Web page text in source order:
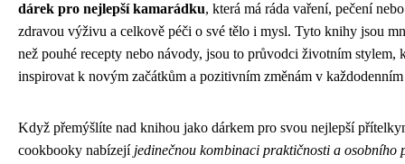
dárek pro nejlepší kamarádku, která má ráda vaření, pečení
zdravou výživu a celkově péči o své tělo i mysl. Tyto knihy jsou
než pouhé recepty nebo návody, jsou to průvodci životním stylem,
inspirovat k novým začátkům a pozitivním změnám v
Když přemýšlíte nad knihou jako dárkem pro svou nejlepší
cookbooky nabízejí jedinečnou kombinaci praktičnosti a osobního